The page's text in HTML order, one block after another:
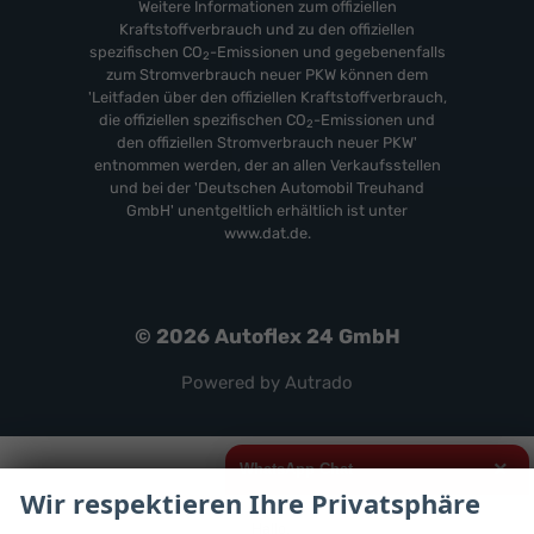
WhatsApp Chat ×
Weitere Informationen zum offiziellen
Kraftstoffverbrauch und zu den offiziellen
spezifischen CO2-Emissionen und gegebenenfalls
zum Stromverbrauch neuer PKW können dem
'Leitfaden über den offiziellen Kraftstoffverbrauch,
die offiziellen spezifischen CO2-Emissionen und
den offiziellen Stromverbrauch neuer PKW'
entnommen werden, der an allen Verkaufsstellen
und bei der 'Deutschen Automobil Treuhand
GmbH' unentgeltlich erhältlich ist unter
www.dat.de.
© 2026 Autoflex 24 GmbH
Powered by Autrado
Wir respektieren Ihre Privatsphäre